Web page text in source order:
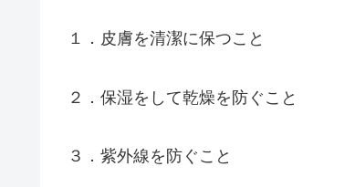
１．皮膚を清潔に保つこと
２．保湿をして乾燥を防ぐこと
３．紫外線を防ぐこと